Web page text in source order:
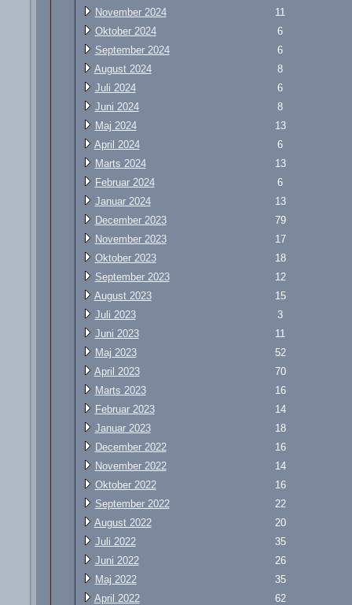
November 2024
11
Oktober 2024
6
September 2024
6
August 2024
8
Juli 2024
6
Juni 2024
8
Maj 2024
13
April 2024
6
Marts 2024
13
Februar 2024
6
Januar 2024
13
December 2023
79
November 2023
17
Oktober 2023
18
September 2023
12
August 2023
15
Juli 2023
3
Juni 2023
11
Maj 2023
52
April 2023
70
Marts 2023
16
Februar 2023
14
Januar 2023
18
December 2022
16
November 2022
14
Oktober 2022
16
September 2022
22
August 2022
20
Juli 2022
35
Juni 2022
26
Maj 2022
35
April 2022
62